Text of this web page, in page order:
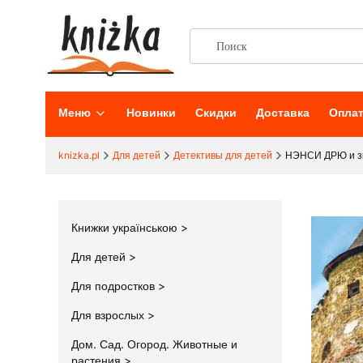
Меню Новинки Скидки Доставка
knizka.pl Для детей Детективы для детей НЭНСИ ДРЮ и
Книжки українською
Для детей
Для подростков
Для взрослых
Дом. Сад. Огород. Животные и
растения